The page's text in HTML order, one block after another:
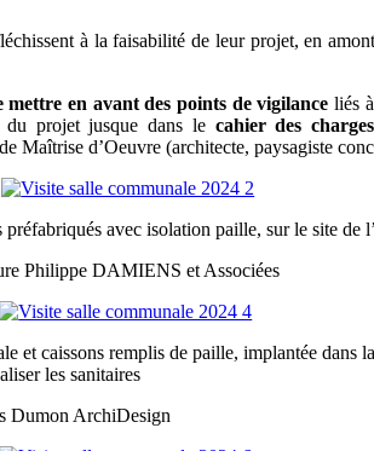
à la faisabilité de leur projet, en
mettre en avant des points de vigilance liés
du projet jusque dans le cahier des charges
Maîtrise d’Oeuvre (architecte, paysagiste
avec isolation paille, sur le site de
Philippe DAMIENS et Associées
et caissons remplis de paille, implantée dans
les sanitaires
Dumon ArchiDesign